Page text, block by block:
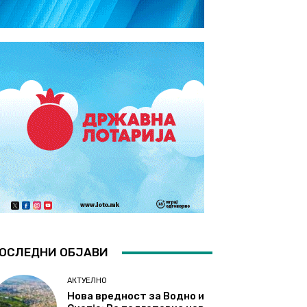
ОБЈАВИ
АКТУЕЛНО
Нова вредност за Водно и